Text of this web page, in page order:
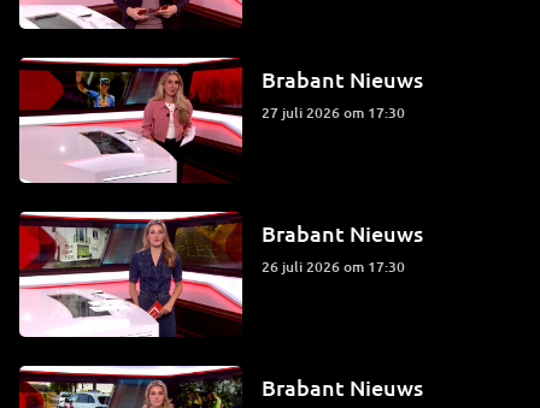
Brabant Nieuws
27 juli 2026 om 17:30
Brabant Nieuws
26 juli 2026 om 17:30
Brabant Nieuws